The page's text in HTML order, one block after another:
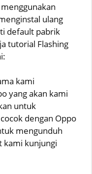
ulang
default pabrik
tutorial Flashing
kami
yang akan kami
untuk
dengan Oppo
mengunduh
kami kunjungi